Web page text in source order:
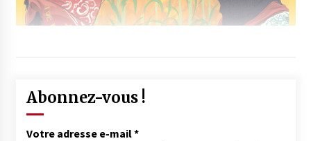
Abonnez-vous !
Votre adresse e-mail*